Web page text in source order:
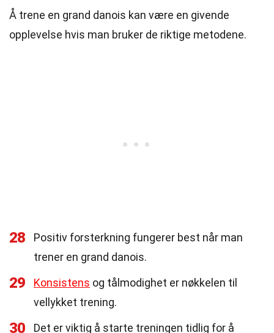
Å trene en grand danois kan være en givende
opplevelse hvis man bruker de riktige metodene.
28
Positiv forsterkning fungerer best når man
trener en grand danois.
29 Konsistens og tålmodighet er nøkkelen til
vellykket trening.
30
Det er viktig å starte treningen tidlig for å